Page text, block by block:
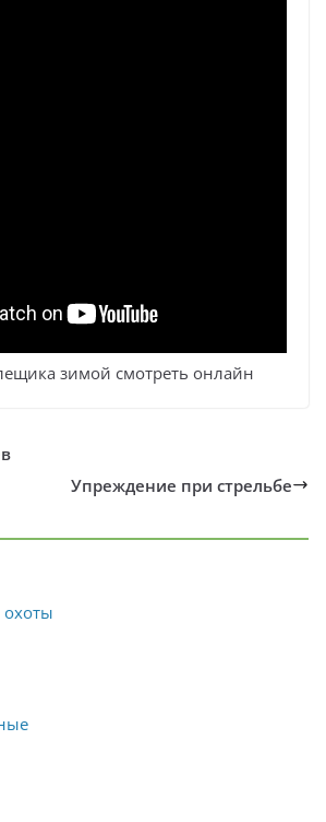
зимой смотреть онлайн
Упреждение при стрельбе